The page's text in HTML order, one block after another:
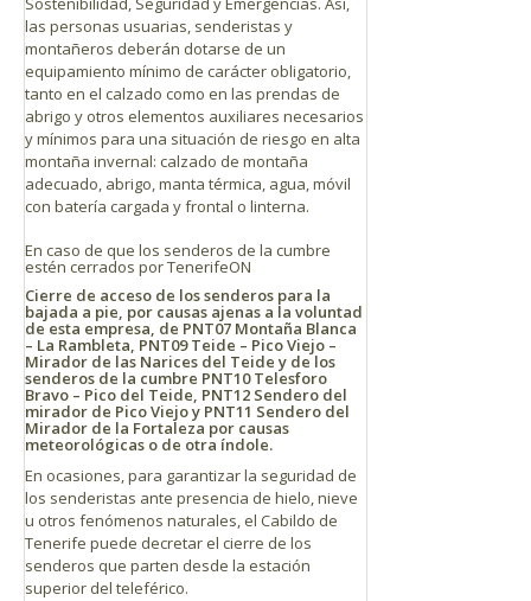
las personas usuarias, senderistas y
montañeros deberán dotarse de un
equipamiento mínimo de carácter obligatorio,
tanto en el calzado como en las prendas de
abrigo y otros elementos auxiliares necesarios
y mínimos para una situación de riesgo en alta
montaña invernal: calzado de montaña
adecuado, abrigo, manta térmica, agua, móvil
con batería cargada y frontal o linterna.
En caso de que los senderos de la cumbre
estén cerrados por TenerifeON
Cierre de acceso de los senderos para la
bajada a pie, por causas ajenas a la voluntad
de esta empresa, de PNT07 Montaña Blanca
– La Rambleta, PNT09 Teide – Pico Viejo –
Mirador de las Narices del Teide y de los
senderos de la cumbre PNT10 Telesforo
Bravo – Pico del Teide, PNT12 Sendero del
mirador de Pico Viejo y PNT11 Sendero del
Mirador de la Fortaleza por causas
meteorológicas o de otra índole.
En ocasiones, para garantizar la seguridad de
los senderistas ante presencia de hielo, nieve
u otros fenómenos naturales, el Cabildo de
Tenerife puede decretar el cierre de los
senderos que parten desde la estación
superior del teleférico.